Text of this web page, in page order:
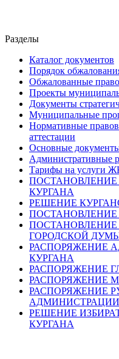
Разделы
Каталог документов
Порядок
Обжалованные
Проекты
Документы
Муниципальные
Нормативные
аттестации
Основные
Административные
Тарифы на услуги
КУРГАНА
РЕШЕНИЕ
ПОСТАНОВЛЕНИЕ
ПОСТАНОВЛЕНИЕ
ГОРОДСКОЙ
РАСПОРЯЖЕНИЕ
КУРГАНА
РАСПОРЯЖЕНИЕ
РАСПОРЯЖЕНИЕ
РАСПОРЯЖЕНИЕ
АДМИНИСТРАЦИИ
РЕШЕНИЕ
КУРГАНА